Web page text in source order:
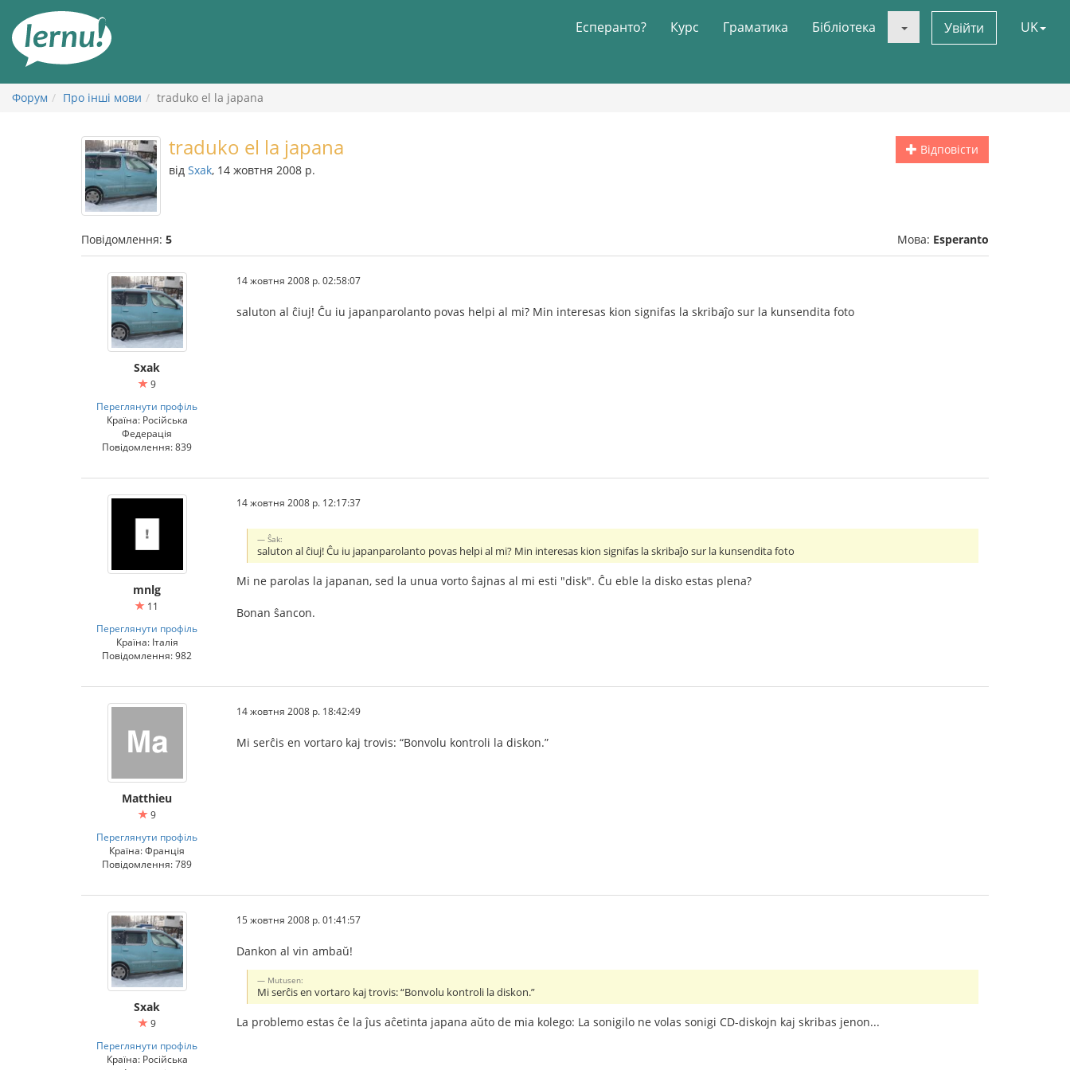
змісту
Есперанто? Курс Граматика Бібліотека Увійти UK
Форум Про інші мови traduko el la japana
Відповісти
traduko el la japana
від Sxak, 14 жовтня 2008 р.
Повідомлення: 5 Мова: Esperanto
Sxak
9
Переглянути профіль
Країна: Російська
Федерація
Повідомлення: 839
14 жовтня 2008 р. 02:58:07
saluton al ĉiuj! Ĉu iu japanparolanto povas helpi al mi? Min interesas kion signifas la skribaĵo sur la kunsendita foto
mnlg
11
Переглянути профіль
Країна: Італія
Повідомлення: 982
14 жовтня 2008 р. 12:17:37
Ŝak:
saluton al ĉiuj! Ĉu iu japanparolanto povas helpi al mi? Min interesas kion signifas la skribaĵo sur la kunsendita foto
Mi ne parolas la japanan, sed la unua vorto ŝajnas al mi esti "disk". Ĉu eble la disko estas plena?
Bonan ŝancon.
Matthieu
9
Переглянути профіль
Країна: Франція
Повідомлення: 789
14 жовтня 2008 р. 18:42:49
Mi serĉis en vortaro kaj trovis: “Bonvolu kontroli la diskon.”
Sxak
9
Переглянути профіль
Країна: Російська
15 жовтня 2008 р. 01:41:57
Dankon al vin ambaŭ!
Mutusen:
Mi serĉis en vortaro kaj trovis: “Bonvolu kontroli la diskon.”
La problemo estas ĉe la ĵus aĉetinta japana aŭto de mia kolego: La sonigilo ne volas sonigi CD-diskojn kaj skribas jenon...